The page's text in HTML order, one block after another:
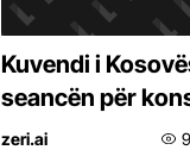
Kuvendi i
seancën për
zeri.ai